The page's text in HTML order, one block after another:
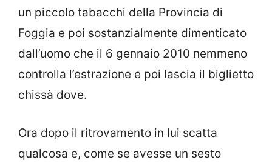
un piccolo tabacchi della Provincia di
Foggia e poi sostanzialmente dimenticato
dall’uomo che il 6 gennaio 2010 nemmeno
controlla l’estrazione e poi lascia il biglietto
chissà dove.
Ora dopo il ritrovamento in lui scatta
qualcosa e, come se avesse un sesto